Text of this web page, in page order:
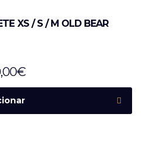
XS / S / M OLD BEAR
€